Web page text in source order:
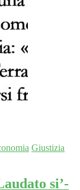
Giustizia
si’-